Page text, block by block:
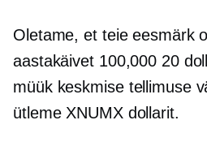
Oletame, et teie eesmärk
aastakäivet 100,000 20
müük keskmise tellimuse
ütleme XNUMX dollarit.